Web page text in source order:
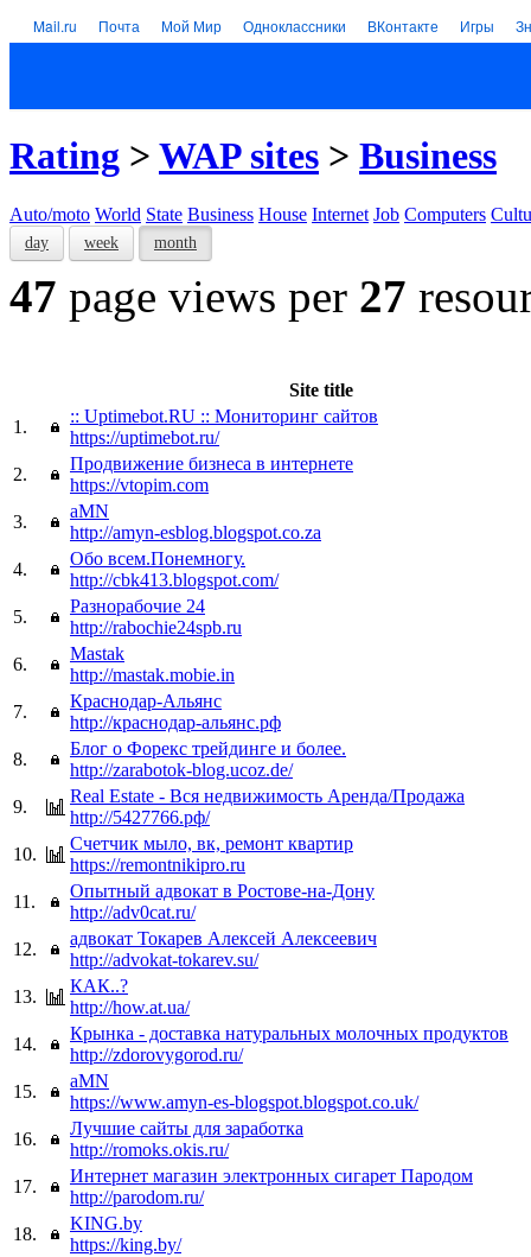
Mail.ru Почта Мой Мир Одноклассники ВКонтакте Игры
Rating > WAP sites > Business
Auto/moto World State Business House Internet Job Computers
day week month
47 page views per 27
Site title
1.
:: Uptimebot.RU :: Мониторинг сайтов
https://uptimebot.ru/
2.
Продвижение бизнеса в интернете
https://vtopim.com
3.
aMN
http://amyn-esblog.blogspot.co.za
4.
Обо всем.Понемногу.
http://cbk413.blogspot.com/
5.
Разнорабочие 24
http://rabochie24spb.ru
6.
Mastak
http://mastak.mobie.in
7.
Краснодар-Альянс
http://краснодар-альянс.рф
8.
Блог о Форекс трейдинге и более.
http://zarabotok-blog.ucoz.de/
9.
Real Estate - Вся недвижимость Аренда/Продажа
http://5427766.рф/
10.
Счетчик мыло, вк, ремонт квартир
https://remontnikipro.ru
11.
Опытный адвокат в Ростове-на-Дону
http://adv0cat.ru/
12.
адвокат Токарев Алексей Алексеевич
http://advokat-tokarev.su/
13.
КАК..?
http://how.at.ua/
14.
Крынка - доставка натуральных молочных продуктов
http://zdorovygorod.ru/
15.
aMN
https://www.amyn-es-blogspot.blogspot.co.uk/
16.
Лучшие сайты для заработка
http://romoks.okis.ru/
17.
Интернет магазин электронных сигарет Пародом
http://parodom.ru/
18.
KING.by
https://king.by/